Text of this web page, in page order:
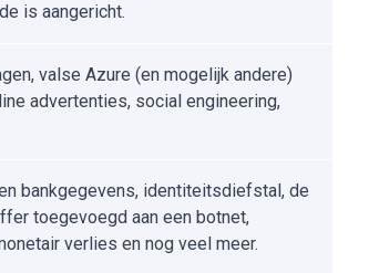
is aangericht.
valse Azure (en mogelijk andere)
advertenties, social engineering,
bankgegevens, identiteitsdiefstal, de
toegevoegd aan een botnet,
verlies en nog veel meer.